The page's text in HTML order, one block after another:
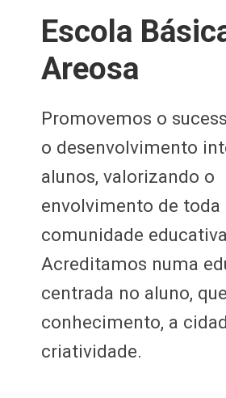
escolar e
integral dos
a
educação
que estimula o
e a
e
Anterior